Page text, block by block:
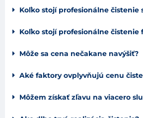
Koľko stojí profesionálne čistenie
Koľko stojí profesionálne čistenie
Môže sa cena nečakane navýšiť?
Aké faktory ovplyvňujú cenu
Môžem získať zľavu na viacero